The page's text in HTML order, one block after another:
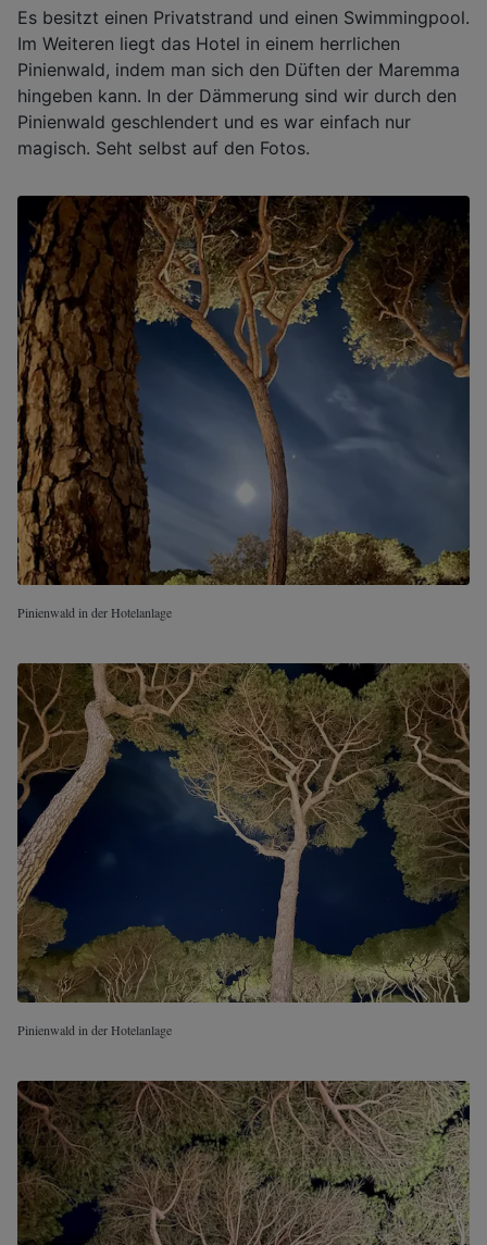
Es besitzt einen Privatstrand und einen Swimmingpool.
Im Weiteren liegt das Hotel in einem herrlichen
Pinienwald, indem man sich den Düften der Maremma
hingeben kann. In der Dämmerung sind wir durch den
Pinienwald geschlendert und es war einfach nur
magisch. Seht selbst auf den Fotos.
Pinienwald in der Hotelanlage
Pinienwald in der Hotelanlage